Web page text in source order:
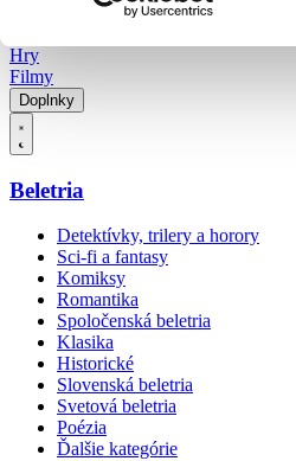
Hry
Filmy
Doplnky
Beletria
Detektívky, trilery a horory
Sci-fi a fantasy
Komiksy
Romantika
Spoločenská beletria
Klasika
Historické
Slovenská beletria
Svetová beletria
Poézia
Ďalšie kategórie